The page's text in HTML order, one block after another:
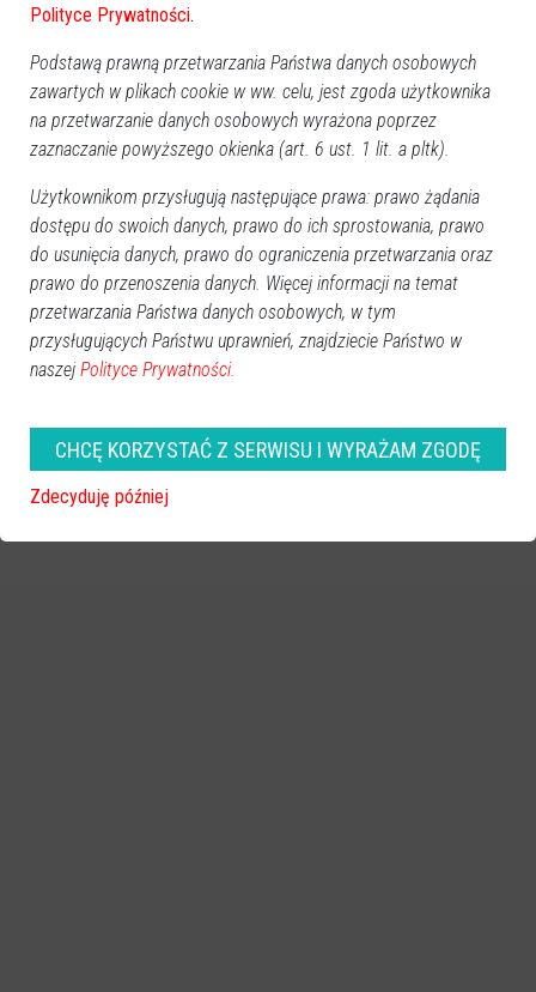
Polityce Prywatności.
Podstawą prawną przetwarzania Państwa danych osobowych
zawartych w plikach cookie w ww. celu, jest zgoda użytkownika
na przetwarzanie danych osobowych wyrażona poprzez
zaznaczanie powyższego okienka (art. 6 ust. 1 lit. a pltk).
Użytkownikom przysługują następujące prawa: prawo żądania
dostępu do swoich danych, prawo do ich sprostowania, prawo
do usunięcia danych, prawo do ograniczenia przetwarzania oraz
prawo do przenoszenia danych. Więcej informacji na temat
przetwarzania Państwa danych osobowych, w tym
przysługujących Państwu uprawnień, znajdziecie Państwo w
naszej Polityce Prywatności.
CHCĘ KORZYSTAĆ Z SERWISU I WYRAŻAM ZGODĘ
Zdecyduję później